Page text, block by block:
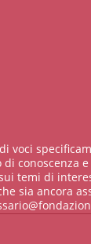
voci
conoscenza
temi di
sia ancora